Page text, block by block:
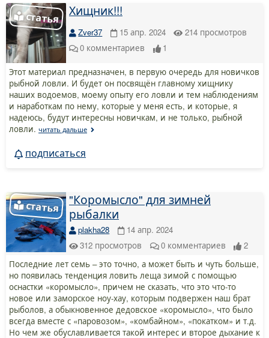
Хищник!!!
Zver37 15 апр. 2024 214 просмотров
0 комментариев 1
Этот материал предназначен, в первую очередь для новичков
рыбной ловли. И будет он посвящён главному хищнику
наших водоемов, моему опыту его ловли и тем наблюдениям
и наработкам по нему, которые у меня есть, и которые, я
надеюсь, будут интересны новичкам, и не только, рыбной
ловли. читать дальше
подписаться
"Коромысло" для зимней
рыбалки
plakha28
14 апр. 2024
312 просмотров 0 комментариев
2
Последние лет семь – это точно, а может быть и чуть больше,
но появилась тенденция ловить леща зимой с помощью
оснастки «коромысло», причем не сказать, что это что-то
новое или заморское ноу-хау, которым подвержен наш брат
рыболов, а обыкновенное дедовское «коромысло», что было
всегда вместе с «паровозом», «комбайном», «покатком» и т.д.
Но чем же обуславливается такой интерес и второе дыхание к